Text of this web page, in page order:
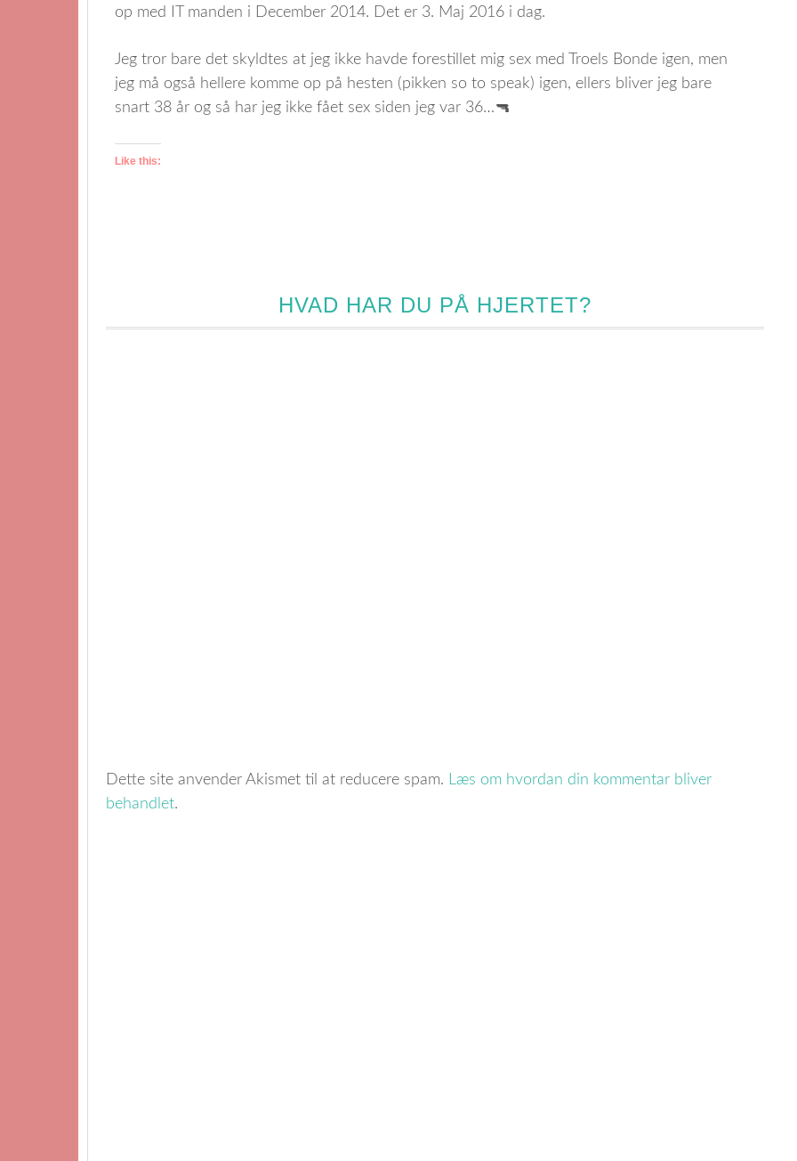
op med IT manden i December 2014. Det er 3. Maj 2016 i dag.
Jeg tror bare det skyldtes at jeg ikke havde forestillet mig sex med Troels Bonde igen, men
jeg må også hellere komme op på hesten (pikken so to speak) igen, ellers bliver jeg bare
snart 38 år og så har jeg ikke fået sex siden jeg var 36…🔫
Like this:
HVAD HAR DU PÅ HJERTET?
Dette site anvender Akismet til at reducere spam. Læs om hvordan din kommentar bliver
behandlet.